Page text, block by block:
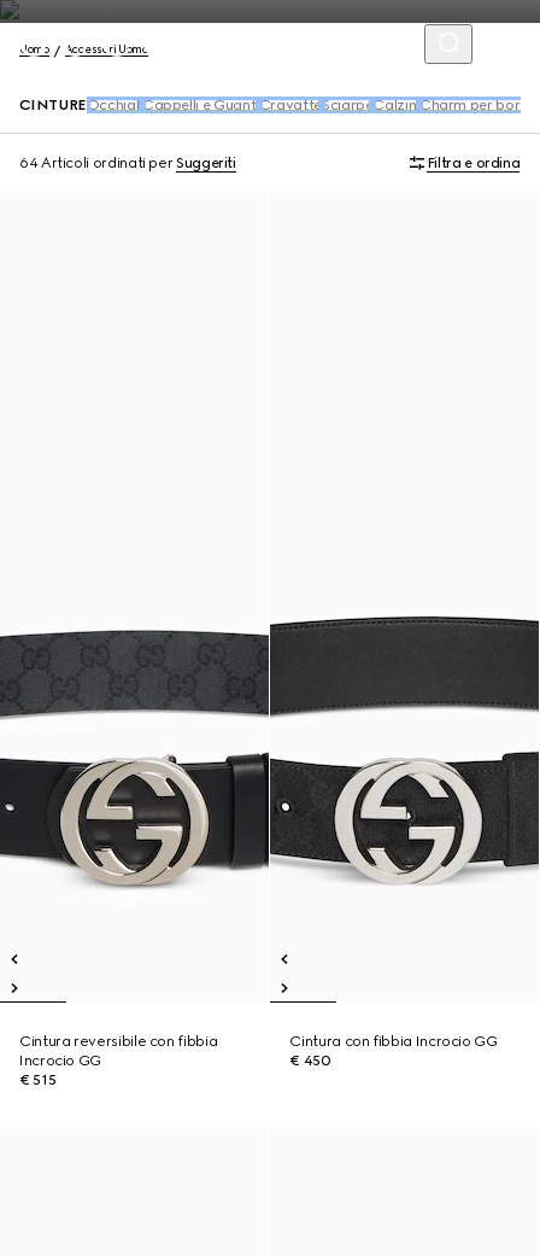
Uomo Accessori Uomo
CINTURE Occhiali Cappelli e Guanti Cravatte SciarpeCalzini Charm per
64 Articoli ordinati perSuggeriti Filtra e ordina
Cintura reversibile con fibbia
Incrocio GG
€ 515
Cintura con fibbia Incrocio GG
€ 450